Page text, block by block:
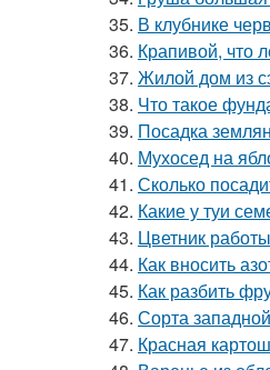
35. В клубнике
36. Крапивой, что
37. Жилой дом из
38. Что такое
39. Посадка
40. Мухосед на
41. Сколько
42. Какие у туи
43. Цветник
44. Как вносить
45. Как разбить
46. Сорта
47. Красная